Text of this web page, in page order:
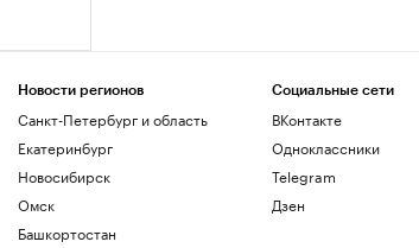
Новости регионов
Санкт-Петербург и область
Екатеринбург
Новосибирск
Омск
Башкортостан
Социальные сети
ВКонтакте
Одноклассники
Telegram
Дзен